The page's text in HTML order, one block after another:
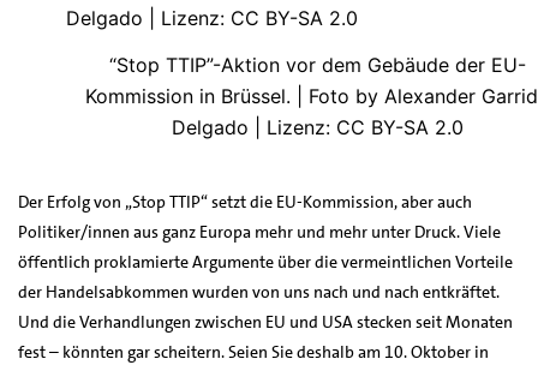
“Stop TTIP”-Aktion vor dem Gebäude der EU-
Kommission in Brüssel. | Foto by Alexander
Delgado | Lizenz: CC BY-SA 2.0
Der Erfolg von „Stop TTIP“ setzt die EU-Kommission, aber auch
Politiker/innen aus ganz Europa mehr und mehr unter Druck. Viele
öffentlich proklamierte Argumente über die vermeintlichen Vorteile
der Handelsabkommen wurden von uns nach und nach entkräftet.
Und die Verhandlungen zwischen EU und USA stecken seit Monaten
fest – könnten gar scheitern. Seien Sie deshalb am 10. Oktober in